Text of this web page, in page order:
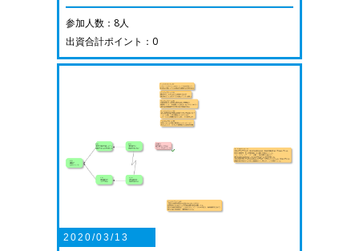
参加人数：8人
出資合計ポイント：0
2020/03/13